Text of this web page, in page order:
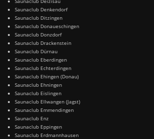
Saunaclub Denkendorf
Saunaclub Ditzingen
Saunaclub Donaueschingen
Saunaclub Donzdorf
Saunaclub Drackenstein
Saunaclub Dürnau
Saunaclub Eberdingen
Saunaclub Echterdingen
Saunaclub Ehingen (Donau)
Saunaclub Ehningen
Saunaclub Eislingen
Saunaclub Ellwangen (Jagst)
Saunaclub Emmendingen
Saunaclub Enz
Saunaclub Eppingen
Saunaclub Erdmannhausen